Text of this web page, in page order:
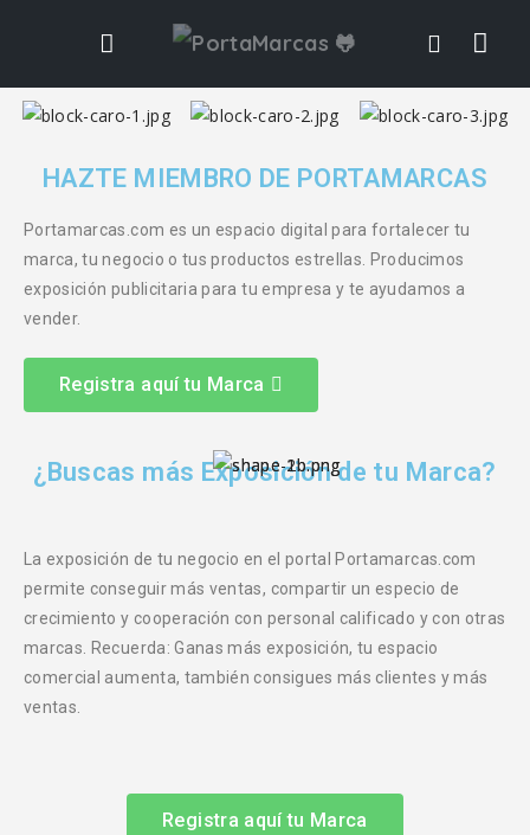
HAZTE MIEMBRO DE PORTAMARCAS
Portamarcas.com es un espacio digital para fortalecer tu
marca, tu negocio o tus productos estrellas. Producimos
exposición publicitaria para tu empresa y te ayudamos a
vender.
Registra aquí tu Marca
¿Buscas más Exposición de tu Marca?
La exposición de tu negocio en el portal Portamarcas.com
permite conseguir más ventas, compartir un especio de
crecimiento y cooperación con personal calificado y con otras
marcas. Recuerda: Ganas más exposición, tu espacio
comercial aumenta, también consigues más clientes y más
ventas.
Registra aquí tu Marca